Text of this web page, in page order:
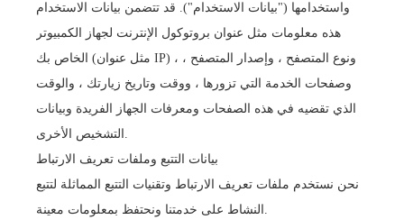
واستخدامها ("بيانات الاستخدام"). قد تتضمن بيانات الاستخدام
هذه معلومات مثل عنوان بروتوكول الإنترنت لجهاز الكمبيوتر
الخاص بك (مثل عنوان IP) ، ونوع المتصفح ، وإصدار المتصفح ،
وصفحات الخدمة التي تزورها ، ووقت وتاريخ زيارتك ، والوقت
الذي تقضيه في هذه الصفحات ومعرفات الجهاز الفريدة وبيانات
التشخيص الأخرى.
بيانات التتبع وملفات تعريف الارتباط
نحن نستخدم ملفات تعريف الارتباط وتقنيات التتبع المماثلة لتتبع
النشاط على خدمتنا ونحتفظ بمعلومات معينة.